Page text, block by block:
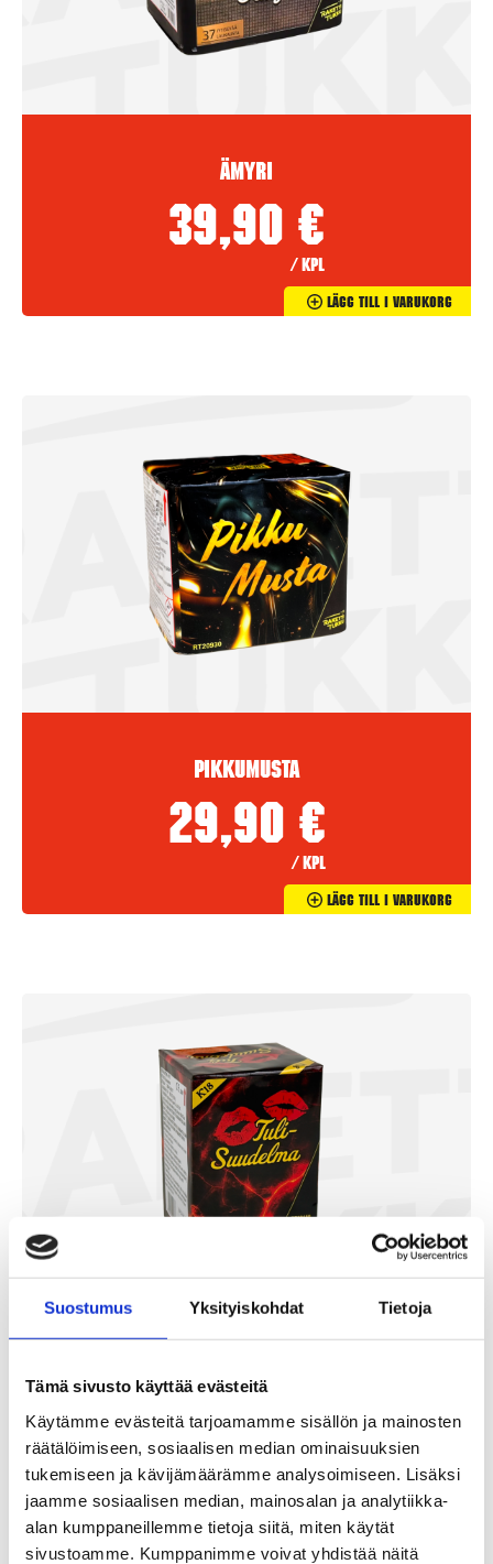
Suostumus Yksityiskohdat Tietoja
Tämä sivusto käyttää evästeitä
Käytämme evästeitä tarjoamamme sisällön ja mainosten
räätälöimiseen, sosiaalisen median ominaisuuksien
tukemiseen ja kävijämäärämme analysoimiseen. Lisäksi
jaamme sosiaalisen median, mainosalan ja analytiikka-
alan kumppaneillemme tietoja siitä, miten käytät
sivustoamme. Kumppanimme voivat yhdistää näitä
Ämyri
39,90 €
/ kpl
Lägg Till I Varukorg
Pikkumusta
29,90 €
/ kpl
Lägg Till I Varukorg
13,90€
Lägg Till I Varukorg